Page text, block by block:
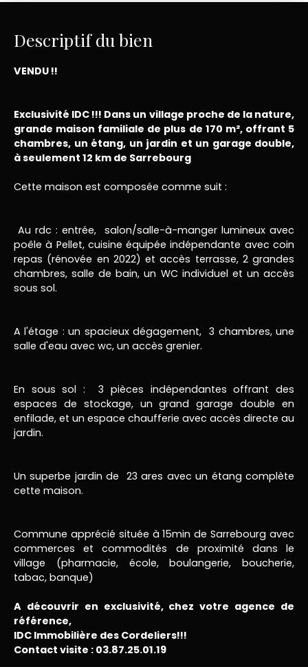
Descriptif du bien
VENDU !!
Exclusivité IDC !!! Dans un village proche de la nature,
grande maison familiale de plus de 170 m², offrant 5
chambres, un étang, un jardin et un garage double,
à seulement 12 km de Sarrebourg
Cette maison est composée comme suit :
Au rdc : entrée, salon/salle-à-manger lumineux avec
poêle à Pellet, cuisine équipée indépendante avec coin
repas (rénovée en 2022) et accès terrasse, 2 grandes
chambres, salle de bain, un WC individuel et un accès
sous sol.
A l'étage : un spacieux dégagement, 3 chambres, une
salle d'eau avec wc, un accès grenier.
En sous sol : 3 pièces indépendantes offrant des
espaces de stockage, un grand garage double en
enfilade, et un espace chaufferie avec accès directe au
jardin.
Un superbe jardin de 23 ares avec un étang complète
cette maison.
Commune apprécié située à 15min de Sarrebourg avec
commerces et commodités de proximité dans le
village (pharmacie, école, boulangerie, boucherie,
tabac, banque)
A découvrir en exclusivité, chez votre agence de
référence,
IDC Immobilière des Cordeliers!!!
Contact visite : 03.87.25.01.19